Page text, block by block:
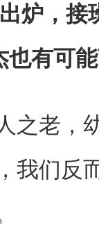
炉，接
也有可
之老，
我们反